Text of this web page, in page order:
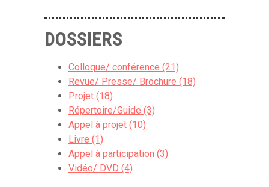
DOSSIERS
Colloque/ conférence (21)
Revue/ Presse/ Brochure (18)
Projet (18)
Répertoire/Guide (3)
Appel à projet (10)
Livre (1)
Appel à participation (3)
Vidéo/ DVD (4)